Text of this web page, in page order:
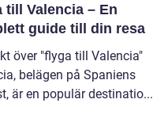
till Valencia – En
guide till din resa
över "flyga till Valencia"
belägen på Spaniens
är en populär destinatio...